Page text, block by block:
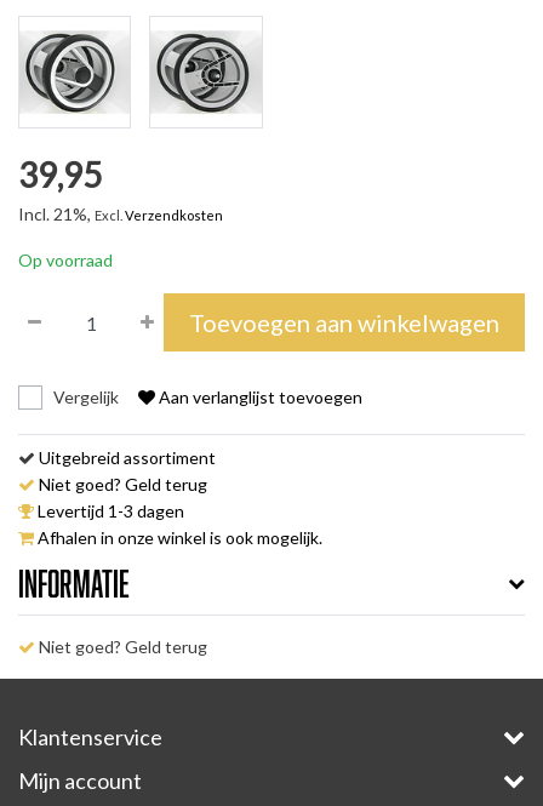
39,95
Incl. 21%, Excl. Verzendkosten
Op voorraad
Toevoegen aan winkelwagen
Vergelijk Aan verlanglijst toevoegen
Uitgebreid assortiment
Niet goed? Geld terug
Levertijd 1-3 dagen
Afhalen in onze winkel is ook mogelijk.
Informatie
Niet goed? Geld terug
Klantenservice
Mijn account